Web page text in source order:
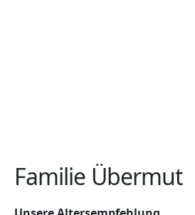
Familie Übermut